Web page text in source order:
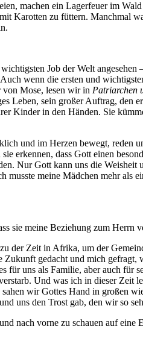
machen ein Lagerfeuer im
Karotten zu füttern. Manchmal
Job der Welt
wenn die ersten und
von Mose, lesen wir in Patriarchen
Leben, sein großer Auftrag, den
Kinder in den Händen. Sie
und im Herzen bewegt, reden
erkennen, dass Gott einen
Nur Gott kann uns die Weisheit
meine Mädchen mehr als
sie meine Beziehung zum Herrn
der Zeit in Afrika, um der
gedacht und mich
für uns als Familie, aber auch für
Und was ich in dieser Zeit
wir Gottes Hand in großen
uns den Trost gab, den wir so
nach vorne zu schauen auf